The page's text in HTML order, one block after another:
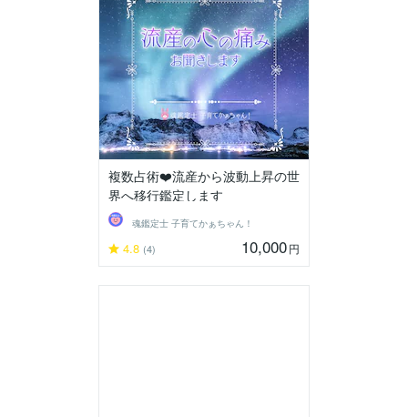
複数占術❤️流産から波動上昇の世
界へ移行鑑定します
魂鑑定士 子育てかぁちゃん！
4.8 (4) 10,000円